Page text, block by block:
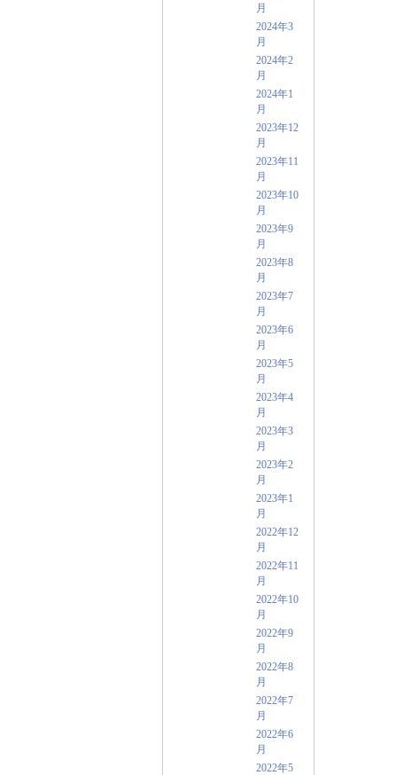
月
2024年3
月
2024年2
月
2024年1
月
2023年12
月
2023年11
月
2023年10
月
2023年9
月
2023年8
月
2023年7
月
2023年6
月
2023年5
月
2023年4
月
2023年3
月
2023年2
月
2023年1
月
2022年12
月
2022年11
月
2022年10
月
2022年9
月
2022年8
月
2022年7
月
2022年6
月
2022年5